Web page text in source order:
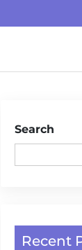
Search
Recent